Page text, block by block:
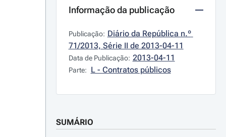
Informação da publicação
Publicação: Diário da República n.º
71/2013, Série II de 2013-04-11
Data de Publicação: 2013-04-11
Parte: L - Contratos públicos
SUMÁRIO